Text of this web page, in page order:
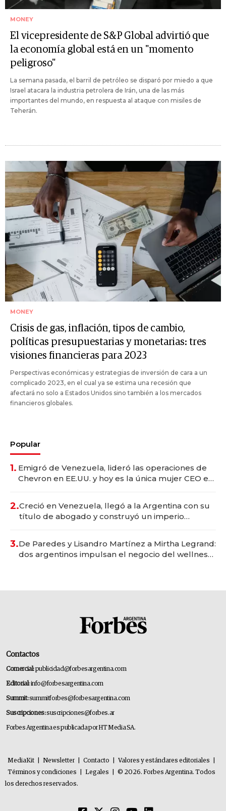
MONEY
El vicepresidente de S&P Global advirtió que
la economía global está en un "momento
peligroso"
La semana pasada, el barril de petróleo se disparó por miedo a que
Israel atacara la industria petrolera de Irán, una de las más
importantes del mundo, en respuesta al ataque con misiles de
Teherán.
MONEY
Crisis de gas, inflación, tipos de cambio,
políticas presupuestarias y monetarias: tres
visiones financieras para 2023
Perspectivas económicas y estrategias de inversión de cara a un
complicado 2023, en el cual ya se estima una recesión que
afectará no solo a Estados Unidos sino también a los mercados
financieros globales.
Popular
1. Emigró de Venezuela, lideró las operaciones de
Chevron en EE.UU. y hoy es la única mujer CEO en
2.Creció en Venezuela, llegó a la Argentina con su
título de abogado y construyó un imperio
3.De Paredes y Lisandro Martínez a Mirtha Legrand:
dos argentinos impulsan el negocio del wellness
Contactos
Comercial:publicidad@forbesargentina.com
Editorial:info@forbesargentina.com
Summit:summitforbes@forbesargentina.com
Suscripciones:suscripciones@forbes.ar
Forbes Argentina es publicada por HT Media SA.
MediaKit Newsletter Contacto Valores y estándares editoriales
Términos y condiciones
Legales
© 2026. Forbes Argentina. Todos
los derechos reservados.